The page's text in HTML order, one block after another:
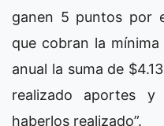
ganen 5 puntos por
que cobran la
anual la suma de
realizado aportes
haberlos realizado”.